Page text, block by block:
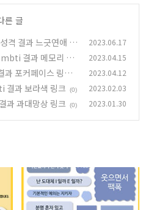
른 글
격 결과 느긋연애 링
2023.06.17
mbti 결과 메모리 링
2023.04.15
포커페이스 링크 2023.04.12
결과 보라색 링크 (0) 2023.02.03
과 과대망상 링크 (0) 2023.01.30